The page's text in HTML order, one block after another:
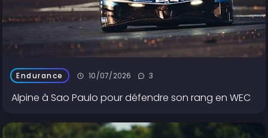
Endurance 10/07/2026 3
Alpine à Sao Paulo pour défendre son rang en WEC